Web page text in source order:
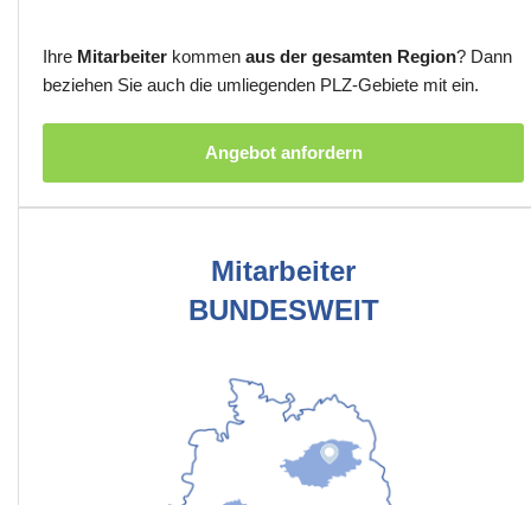
Ihre Mitarbeiter kommen aus der gesamten Region? Dann
beziehen Sie auch die umliegenden PLZ-Gebiete mit ein.
Angebot anfordern
Mitarbeiter
BUNDESWEIT